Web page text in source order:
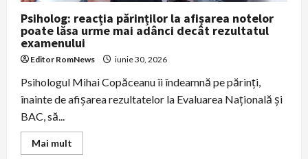
Psiholog: reacția părinților la afișarea notelor
poate lăsa urme mai adânci decât rezultatul
examenului
Editor RomNews iunie 30, 2026
Psihologul Mihai Copăceanu îi îndeamnă pe părinți,
înainte de afișarea rezultatelor la Evaluarea Națională și
BAC, să...
Mai mult
more